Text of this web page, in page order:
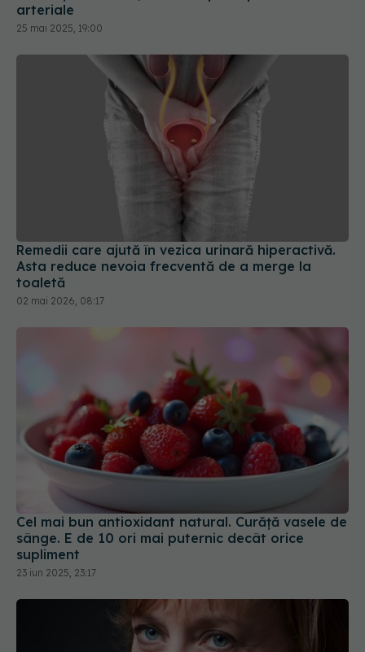
Remedii care ajută în vezica urinară hiperactivă.
Asta reduce nevoia frecventă de a merge la
toaletă
02 mai 2026, 08:17
sânge. E de 10 ori mai puternic decât orice
supliment
23 iun 2025, 23:17